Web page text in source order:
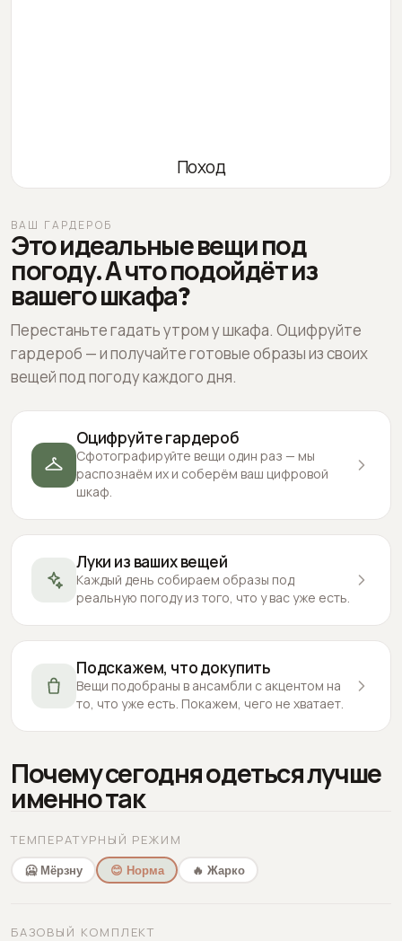
Поход
ВАШ ГАРДЕРОБ
Это идеальные вещи под
погоду. А что подойдёт из
вашего шкафа?
Перестаньте гадать утром у шкафа. Оцифруйте
гардероб — и получайте готовые образы из своих
вещей под погоду каждого дня.
Оцифруйте гардероб
Сфотографируйте вещи один раз — мы
распознаём их и соберём ваш цифровой
шкаф.
Луки из ваших вещей
Каждый день собираем образы под
реальную погоду из того, что у вас уже есть.
Подскажем, что докупить
Вещи подобраны в ансамбли с акцентом на
то, что уже есть. Покажем, чего не хватает.
Почему сегодня одеться лучше
именно так
ТЕМПЕРАТУРНЫЙ РЕЖИМ
🥶 Мёрзну 😊 Норма 🔥 Жарко
БАЗОВЫЙ КОМПЛЕКТ